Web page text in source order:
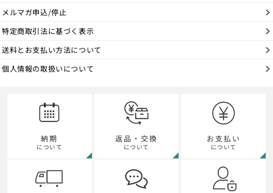
メルマガ申込/停止
特定商取引法に基づく表示
送料とお支払い方法について
個人情報の取扱いについて
納期
について
返品・交換
について
お支払い
について